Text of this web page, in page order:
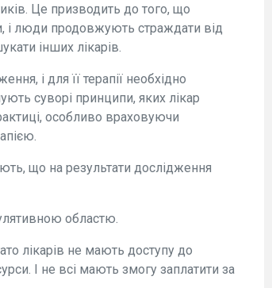
Це призводить до того, що
і люди продовжують страждати від
інших лікарів.
і для її терапії необхідно
суворі принципи, яких лікар
особливо враховуючи
що на результати дослідження
областю.
лікарів не мають доступу до
І не всі мають змогу заплатити за